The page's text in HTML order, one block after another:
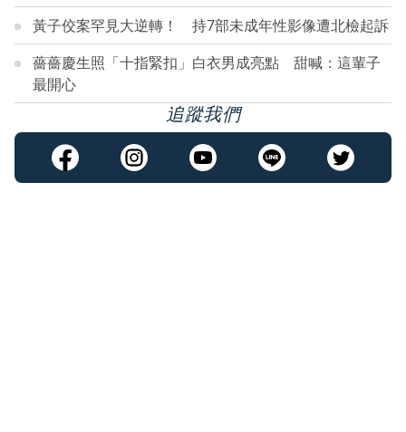
黃子佼案罕見大逆轉！ 持7部未成年性影像遭北檢起訴
薔薔慶生照「十指緊扣」白衣男成亮點 甜喊：這輩子
最開心
追蹤我們